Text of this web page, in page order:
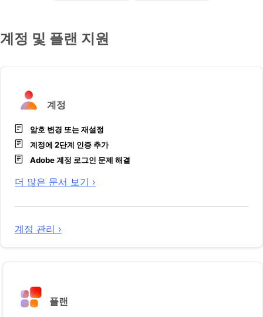
계정 및 플랜 지원
계정
암호 변경 또는 재설정
계정에 2단계 인증 추가
Adobe 계정 로그인 문제 해결
더 많은 문서 보기 ›
계정 관리 ›
플랜